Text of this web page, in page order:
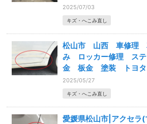
2025/07/03
キズ・へこみ直し
松山市 山西 車修理
み ロッカー修理 ス
金 板金 塗装 トヨタ
2025/05/27
キズ・へこみ直し
愛媛県松山市|アクセラ(